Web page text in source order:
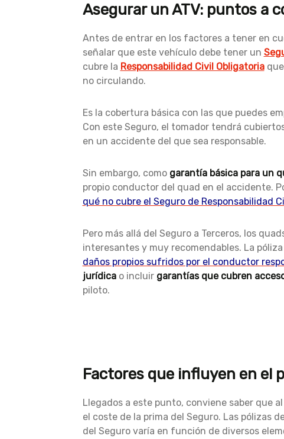
Asegurar un ATV: puntos a
Antes de entrar en los factores a tener en
señalar que este vehículo debe tener un
cubre la Responsabilidad Civil Obligatoriaque
no circulando.
Es la cobertura básica con las que puedes
Con este Seguro, el tomador tendrá
en un accidente del que sea responsable.
Sin embargo, como garantía básica para un
propio conductor del quad en el accidente.
qué no cubre el Seguro de Responsabilidad
Pero más allá del Seguro a Terceros, los
interesantes y muy recomendables. La
daños propios sufridos por el conductor
jurídicao incluir garantías que cubren
piloto.
Factores que influyen en el
Llegados a este punto, conviene saber que
el coste de la prima del Seguro. Las pólizas
del Seguro varía en función de diversos